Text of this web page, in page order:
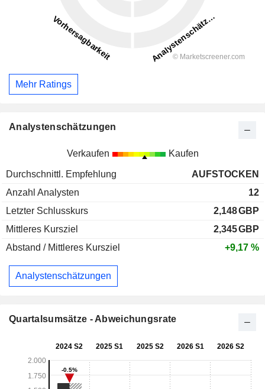
Mehr Ratings
Analystenschätzungen
Verkaufen Kaufen
Durchschnittl. Empfehlung
AUFSTOCKEN
Anzahl Analysten
12
Letzter Schlusskurs
2,148GBP
Mittleres Kursziel
2,345GBP
Abstand / Mittleres Kursziel
+9,17 %
Analystenschätzungen
Quartalsumsätze - Abweichungsrate